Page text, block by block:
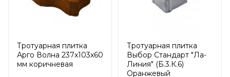
Тротуарная плитка
Арго Волна 237x103x60
мм коричневая
Тротуарная плитка
Выбор Стандарт "Ла-
Линия" (Б.3.К.6)
Оранжевый